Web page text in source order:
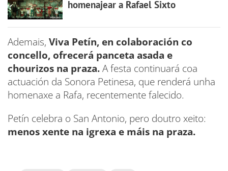
homenajear a Rafael Sixto
Ademais, Viva Petín, en colaboración co
concello, ofrecerá panceta asada e
chourizos na praza.A festa continuará coa
actuación da Sonora Petinesa, que renderá unha
homenaxe a Rafa, recentemente falecido.
Petín celebra o San Antonio, pero doutro xeito:
menos xente na igrexa e máis na praza.